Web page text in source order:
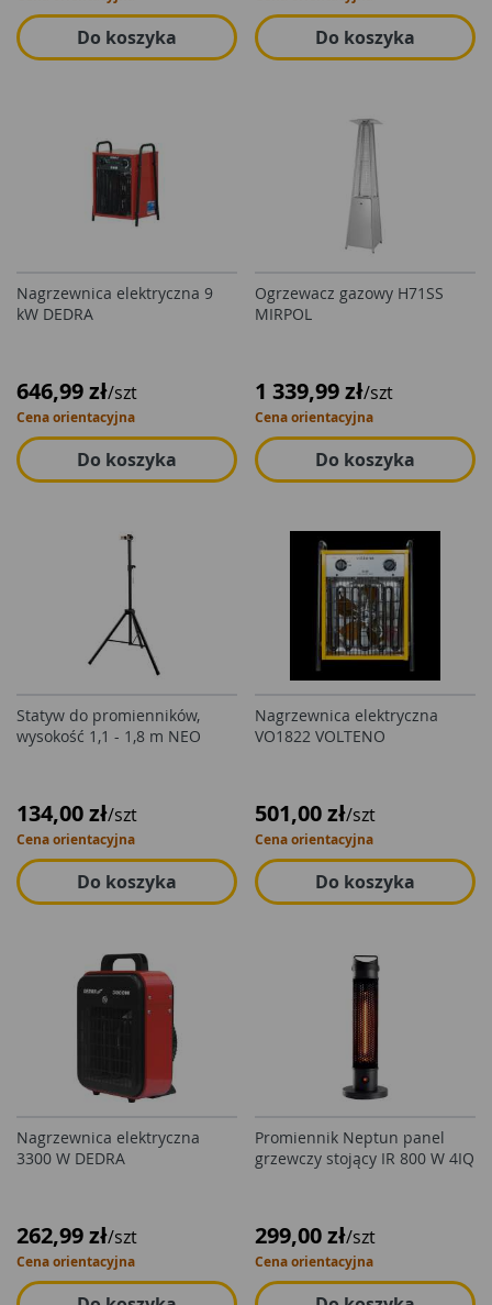
Do koszyka Do koszyka
Nagrzewnica elektryczna 9
kW DEDRA
646,99 zł/szt
Cena orientacyjna
Do koszyka
Ogrzewacz gazowy H71SS
MIRPOL
1 339,99 zł/szt
Cena orientacyjna
Do koszyka
Statyw do promienników,
wysokość 1,1 - 1,8 m NEO
134,00 zł/szt
Cena orientacyjna
Do koszyka
Nagrzewnica elektryczna
VO1822 VOLTENO
501,00 zł/szt
Cena orientacyjna
Do koszyka
Nagrzewnica elektryczna
3300 W DEDRA
262,99 zł/szt
Cena orientacyjna
Promiennik Neptun panel
grzewczy stojący IR 800 W 4IQ
299,00 zł/szt
Cena orientacyjna